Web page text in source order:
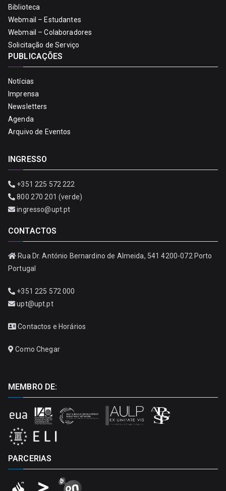
Biblioteca
Webmail – Estudantes
Webmail – Colaboradores
Solicitação de Serviço
PUBLICAÇÕES
Notícias
Imprensa
Newsletters
Agenda
Arquivo de Eventos
INGRESSO
+351 225 572 222
800 270 201 (verde)
ingresso@upt.pt
CONTACTOS
Rua Dr. António Bernardino de Almeida, 541 4200-072 Porto
Portugal
+351 225 572 000
upt@upt.pt
Contactos e Horários
Como Chegar
MEMBRO DE:
PARCERIAS